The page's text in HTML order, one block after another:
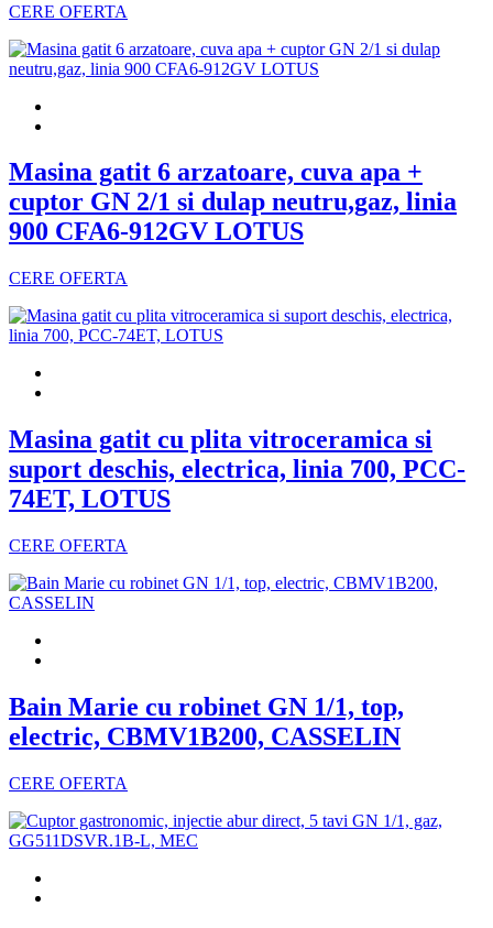
CERE OFERTA
Masina gatit 6 arzatoare, cuva apa +
cuptor GN 2/1 si dulap neutru,gaz, linia
900 CFA6-912GV LOTUS
CERE OFERTA
Masina gatit cu plita vitroceramica si
suport deschis, electrica, linia 700, PCC-
74ET, LOTUS
CERE OFERTA
Bain Marie cu robinet GN 1/1, top,
electric, CBMV1B200, CASSELIN
CERE OFERTA